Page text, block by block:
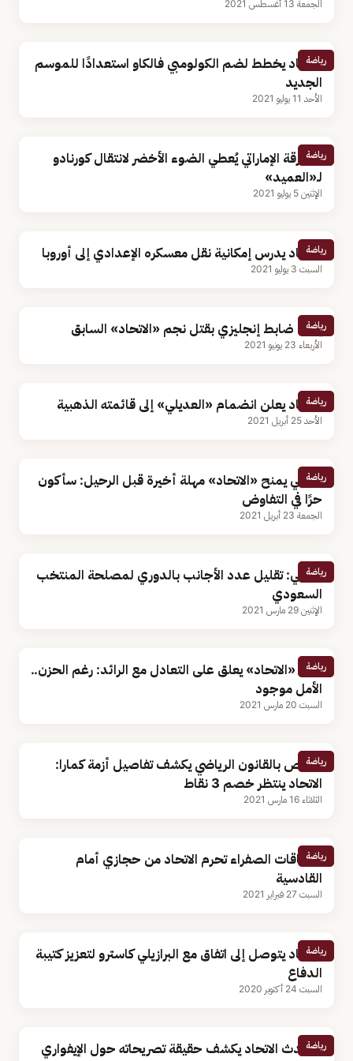
الجمعة 13 أغسطس 2021
رياضة
الاتحاد يخطط لضم الكولومبي فالكاو استعدادًا للموسم
الجديد
الأحد 11 يوليو 2021
رياضة
الشارقة الإماراتي يُعطي الضوء الأخضر لانتقال كورنادو
لـ«العميد»
الإثنين 5 يوليو 2021
رياضة
الاتحاد يدرس إمكانية نقل معسكره الإعدادي إلى أوروبا
السبت 3 يوليو 2021
رياضة
إدانة ضابط إنجليزي بقتل نجم «الاتحاد» السابق
الأربعاء 23 يونيو 2021
رياضة
الاتحاد يعلن انضمام «العديلي» إلى قائمته الذهبية
الأحد 25 أبريل 2021
رياضة
كاريلي يمنح «الاتحاد» مهلة أخيرة قبل الرحيل: سأكون
حرًا في التفاوض
الجمعة 23 أبريل 2021
رياضة
كاريلي: تقليل عدد الأجانب بالدوري لمصلحة المنتخب
السعودي
الإثنين 29 مارس 2021
رياضة
قائد «الاتحاد» يعلق على التعادل مع الرائد: رغم الحزن..
الأمل موجود
السبت 20 مارس 2021
رياضة
مختص بالقانون الرياضي يكشف تفاصيل أزمة كمارا:
الاتحاد ينتظر خصم 3 نقاط
الثلاثاء 16 مارس 2021
رياضة
البطاقات الصفراء تحرم الاتحاد من حجازي أمام
القادسية
السبت 27 فبراير 2021
رياضة
الإتحاد يتوصل إلى اتفاق مع البرازيلي كاسترو لتعزيز كتيبة
الدفاع
السبت 24 أكتوبر 2020
رياضة
متحدث الاتحاد يكشف حقيقة تصريحاته حول الإيفواري